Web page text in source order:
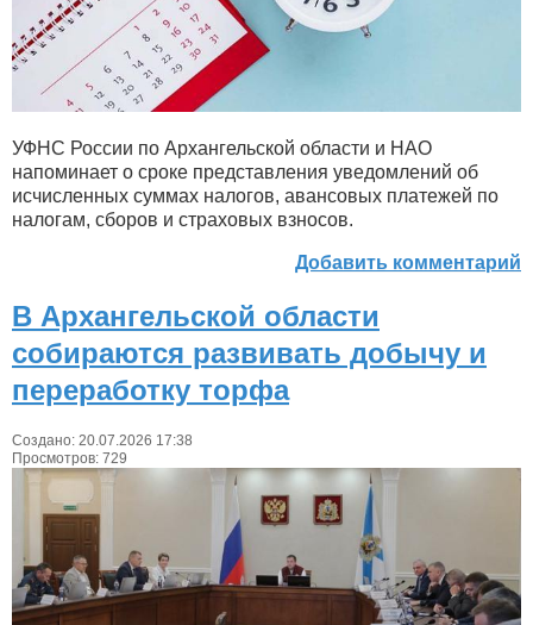
УФНС России по Архангельской области и НАО
напоминает о сроке представления уведомлений об
исчисленных суммах налогов, авансовых платежей по
налогам, сборов и страховых взносов.
Добавить комментарий
В Архангельской области
собираются развивать добычу и
переработку торфа
Создано: 20.07.2026 17:38
Просмотров: 729